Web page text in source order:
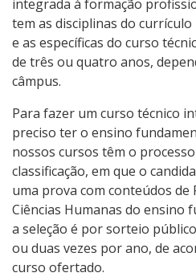
Todos os cursos
Processo de Inscrição
Resultados
Resultados Vagas
Como posso estudar no IFSC?
Calendário de inscrições
integrada à formação
tem as disciplinas do
e as específicas do curso
de três ou quatro anos,
câmpus.
Para fazer um curso técnico
preciso ter o ensino
nossos cursos têm o
classificação, em que o
uma prova com conteúdos
Ciências Humanas do ensino
a seleção é por sorteio
ou duas vezes por ano, de
curso ofertado.